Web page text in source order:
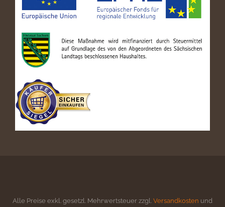
Alle Preise exkl. gesetzl. Mehrwertsteuer zzgl. Versandkosten und